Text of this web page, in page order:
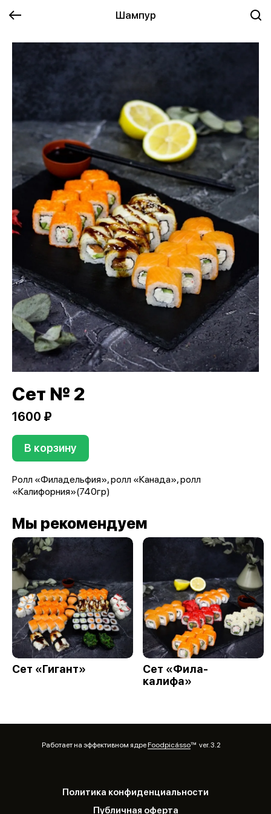
Шампур
Сет № 2
1600 ₽
В корзину
Ролл «Филадельфия», ролл «Канада», ролл
«Калифорния»(740гр)
Мы рекомендуем
Сет «Гигант»
Сет «Фила-
калифа»
Работает на эффективном ядреFoodpicássover. 3.2
Политика конфиденциальности
Публичная оферта